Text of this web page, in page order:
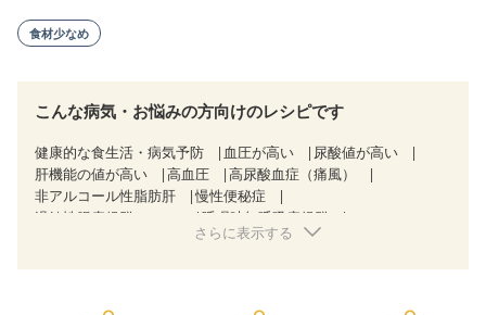
食材少なめ
こんな病気・お悩みの方向けのレシピです
健康的な食生活・病気予防 血圧が高い
尿酸値が高い
肝機能の値が高い
高血圧
高尿酸血症（痛風）
非アルコール性脂肪肝
慢性便秘症
過敏性腸症候群（IBS）
睡眠時無呼吸症候群
乳がん（抗がん剤治療中）
さらに表示する